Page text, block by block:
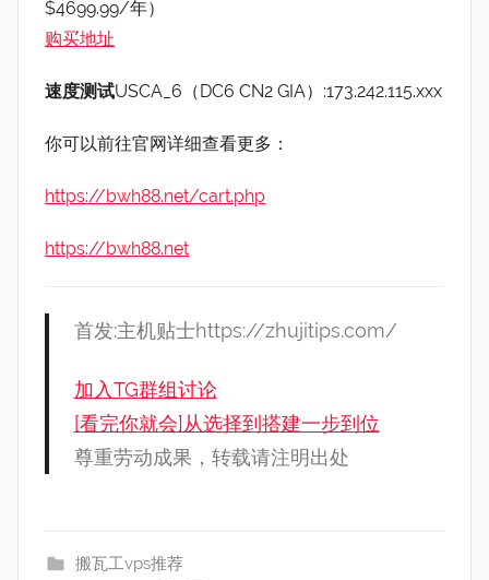
$4699.99/年）
购买地址
速度测试USCA_6（DC6 CN2 GIA）:173.242.115.xxx
你可以前往官网详细查看更多：
https://bwh88.net/cart.php
https://bwh88.net
首发:主机贴士https://zhujitips.com/
加入TG群组讨论
[看完你就会]从选择到搭建一步到位
尊重劳动成果，转载请注明出处
搬瓦工vps推荐